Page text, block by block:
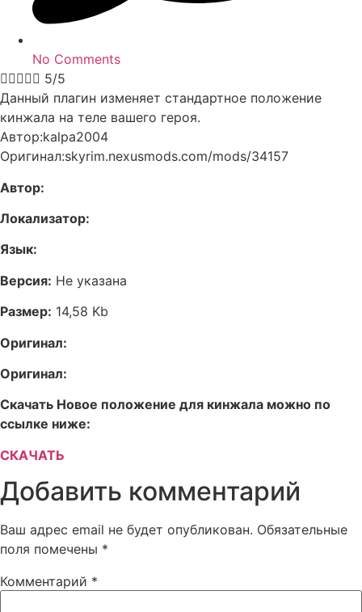
No Comments
 5/5
Данный плагин изменяет стандартное положение
кинжала на теле вашего героя.
Автор:kalpa2004
Оригинал:skyrim.nexusmods.com/mods/34157
Автор:
Локализатор:
Язык:
Версия: Не указана
Размер: 14,58 Kb
Оригинал:
Оригинал:
Скачать Новое положение для кинжала можно по
ссылке ниже:
СКАЧАТЬ
Добавить комментарий
Ваш адрес email не будет опубликован. Обязательные
поля помечены *
Комментарий *